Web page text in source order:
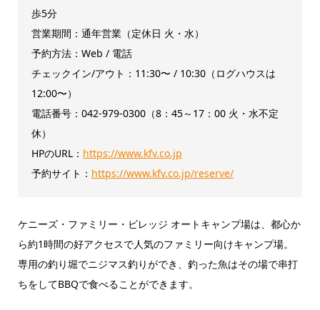
歩5分
営業期間：通年営業（定休日 火・水）
予約方法：Web / 電話
チェックイン/アウト：11:30〜 / 10:30（ログハウスは
12:00〜）
電話番号：042-979-0300（8：45～17：00 火・水不定
休）
HPのURL： https://www.kfv.co.jp
予約サイト： https://www.kfv.co.jp/reserve/
ケニーズ・ファミリー・ビレッジ オートキャンプ場は、都心か
ら約1時間の好アクセスで人気のファミリー向けキャンプ場。
専用の釣り堀でニジマス釣りができ、釣った魚はその場で串打
ちをしてBBQで食べることができます。